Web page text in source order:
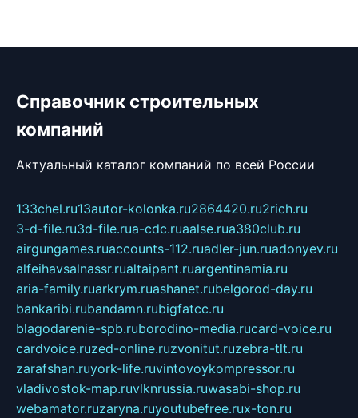
Справочник строительных
компаний
Актуальный каталог компаний по всей России
133chel.ru13autor-kolonka.ru2864420.ru2rich.ru
3-d-file.ru3d-file.rua-cdc.ruaalse.rua380club.ru
airgungames.ruaccounts-112.ruadler-jun.ruadonyev.ru
alfeihavsalnassr.rualtaipant.ruargentinamia.ru
aria-family.ruarkrym.ruashanet.rubelgorod-day.ru
bankaribi.rubandamn.rubigfatcc.ru
blagodarenie-spb.ruborodino-media.rucard-voice.ru
cardvoice.ruzed-online.ruzvonitut.ruzebra-tlt.ru
zarafshan.ruyork-life.ruvintovoykompressor.ru
vladivostok-map.ruvlknrussia.ruwasabi-shop.ru
webamator.ruzaryna.ruyoutubefree.rux-ton.ru